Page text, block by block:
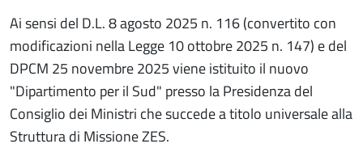
Ai sensi del D.L. 8 agosto 2025 n. 116 (convertito con
modificazioni nella Legge 10 ottobre 2025 n. 147) e del
DPCM 25 novembre 2025 viene istituito il nuovo
"Dipartimento per il Sud" presso la Presidenza del
Consiglio dei Ministri che succede a titolo universale alla
Struttura di Missione ZES.